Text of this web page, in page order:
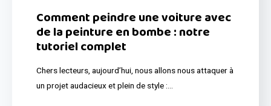
Comment peindre une voiture avec
de la peinture en bombe : notre
tutoriel complet
Chers lecteurs, aujourd’hui, nous allons nous attaquer à
un projet audacieux et plein de style :…